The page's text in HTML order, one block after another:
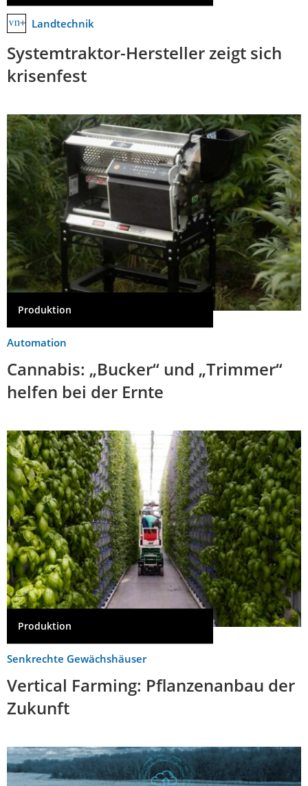
Landtechnik
Systemtraktor-Hersteller zeigt sich
krisenfest
Produktion
Automation
Cannabis: „Bucker“ und „Trimmer“
helfen bei der Ernte
Produktion
Senkrechte Gewächshäuser
Vertical Farming: Pflanzenanbau der
Zukunft